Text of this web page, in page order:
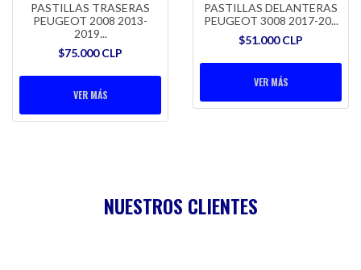
PASTILLAS TRASERAS
PEUGEOT 2008 2013-
2019...
$75.000 CLP
VER MÁS
PASTILLAS DELANTERAS
PEUGEOT 3008 2017-20...
$51.000 CLP
VER MÁS
NUESTROS CLIENTES